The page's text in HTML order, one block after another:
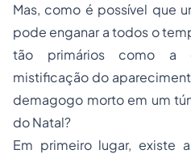
Mas, como é possível que
pode enganar a todos o
tão primários como a
mistificação do
demagogo morto em um
do Natal?
Em primeiro lugar, existe